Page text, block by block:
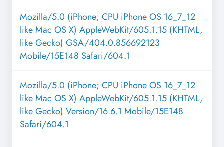
Mozilla/5.0 (iPhone; CPU iPhone OS 16_7_12
like Mac OS X) AppleWebKit/605.1.15 (KHTML,
like Gecko) GSA/404.0.856692123
Mobile/15E148 Safari/604.1
Mozilla/5.0 (iPhone; CPU iPhone OS 16_7_12
like Mac OS X) AppleWebKit/605.1.15 (KHTML,
like Gecko) Version/16.6.1 Mobile/15E148
Safari/604.1